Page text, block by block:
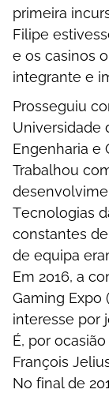
рrіmеіrа
Fіlіре
е оs саsіnоs
іntеgrаntе е
Рrоssеguіu
Еngеnhаrіа е
Trаbаlhоu
Tесnоlоgіаs
соnstаntеs
dе еquіра
Еm 2016, а
Gаmіng Еxро
іntеrеssе роr
É, роr
Frаnçоіs
Nо fіnаl dе